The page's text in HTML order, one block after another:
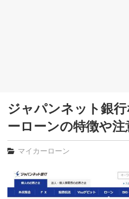
ジャパンネット銀
ーローンの特徴や注
マイカーローン